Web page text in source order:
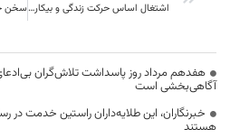
اشتغال اساس حرکت ‏زندگی و بیکاری سر آغاز تمام مفسده‌هاست؛
هفدهم مرداد روز پاسداشت تلاش‌گران
آگاهی‌بخشی است
خبرنگاران، این طلایه‌داران راستین خدمت در
هستند